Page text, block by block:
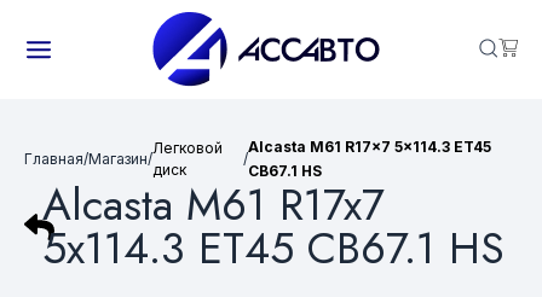
Главная/Магазин/
Легковой
диск
/
Alcasta M61 R17x7 5x114.3 ET45
CB67.1 HS
Alcasta M61 R17x7
5x114.3 ET45 CB67.1 HS